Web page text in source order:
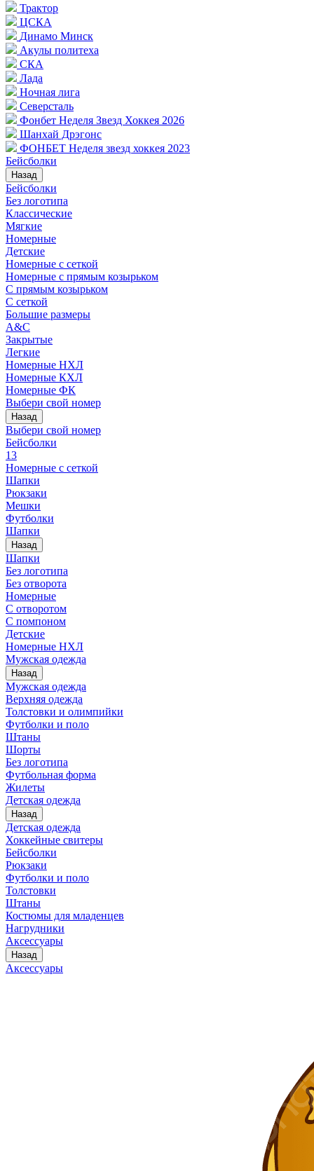
Трактор
ЦСКА
Динамо Минск
Акулы политеха
СКА
Лада
Ночная лига
Северсталь
Фонбет Неделя Звезд Хоккея 2026
Шанхай Дрэгонс
ФОНБЕТ Неделя звезд хоккея 2023
Бейсболки
Назад
Бейсболки
Без логотипа
Классические
Мягкие
Номерные
Детские
Номерные с сеткой
Номерные с прямым козырьком
С прямым козырьком
С сеткой
Большие размеры
A&C
Закрытые
Легкие
Номерные НХЛ
Номерные КХЛ
Номерные ФК
Выбери свой номер
Назад
Выбери свой номер
Бейсболки
13
Номерные с сеткой
Шапки
Рюкзаки
Мешки
Футболки
Шапки
Назад
Шапки
Без логотипа
Без отворота
Номерные
С отворотом
С помпоном
Детские
Номерные НХЛ
Мужская одежда
Назад
Мужская одежда
Верхняя одежда
Толстовки и олимпийки
Футболки и поло
Штаны
Шорты
Без логотипа
Футбольная форма
Жилеты
Детская одежда
Назад
Детская одежда
Хоккейные свитеры
Бейсболки
Рюкзаки
Футболки и поло
Толстовки
Штаны
Костюмы для младенцев
Нагрудники
Аксессуары
Назад
Аксессуары